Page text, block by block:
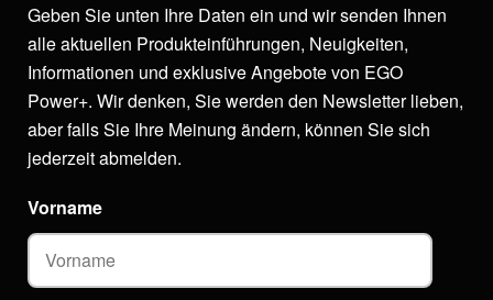
Geben Sie unten Ihre Daten ein und wir senden Ihnen
alle aktuellen Produkteinführungen, Neuigkeiten,
Informationen und exklusive Angebote von EGO
Power+. Wir denken, Sie werden den Newsletter lieben,
aber falls Sie Ihre Meinung ändern, können Sie sich
jederzeit abmelden.
Vorname